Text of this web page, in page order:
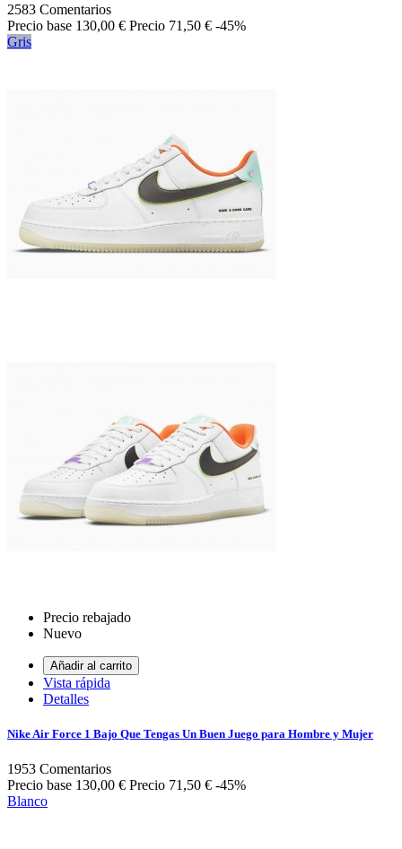
2583 Comentarios
Precio base 130,00 € Precio 71,50 € -45%
Gris
Precio rebajado
Nuevo
Añadir al carrito
Vista rápida
Detalles
Nike Air Force 1 Bajo Que Tengas Un Buen Juego para Hombre y Mujer
1953 Comentarios
Precio base 130,00 € Precio 71,50 € -45%
Blanco